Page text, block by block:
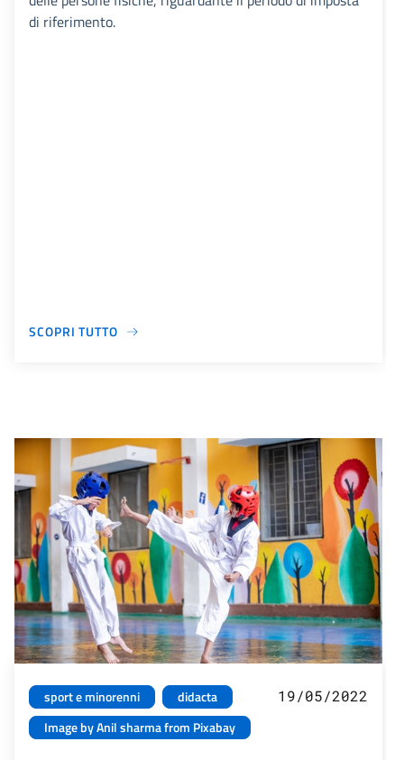
di riferimento.
SCOPRI TUTTO
sport e minorenni
didacta
Image by Anil sharma from Pixabay
19/05/2022